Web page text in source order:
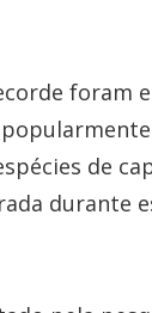
foram
de
durante